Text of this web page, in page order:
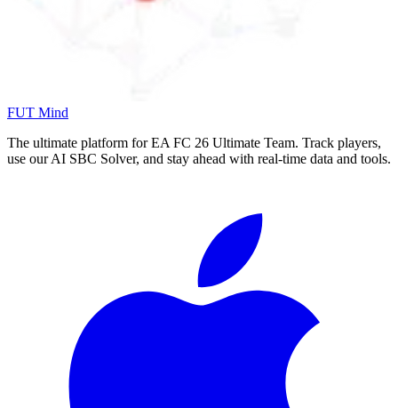
FUT Mind
The ultimate platform for EA FC 26 Ultimate Team. Track players,
use our AI SBC Solver, and stay ahead with real-time data and tools.